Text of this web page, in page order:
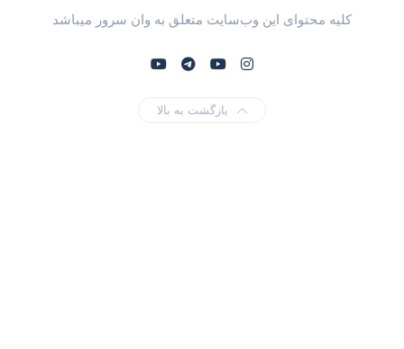
کلیه محتوای این وب‌سایت متعلق به وان سرور میباشد
بازگشت به بالا